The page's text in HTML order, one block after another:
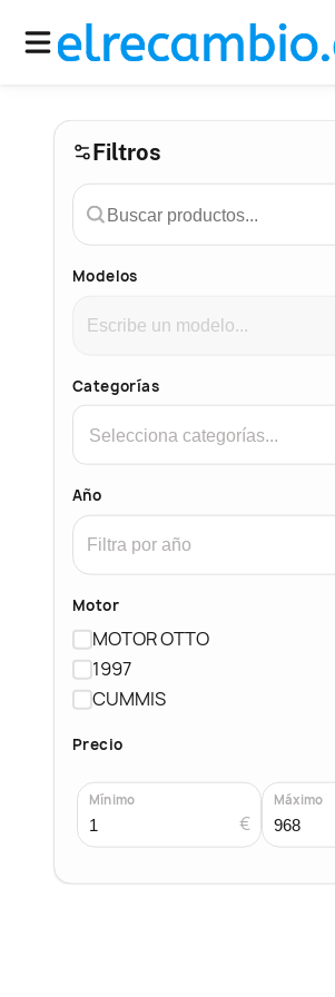
Filtros
Modelos
Categorías
Año
Motor
MOTOR OTTO
1997
CUMMIS
Precio
Mínimo
€
Máximo